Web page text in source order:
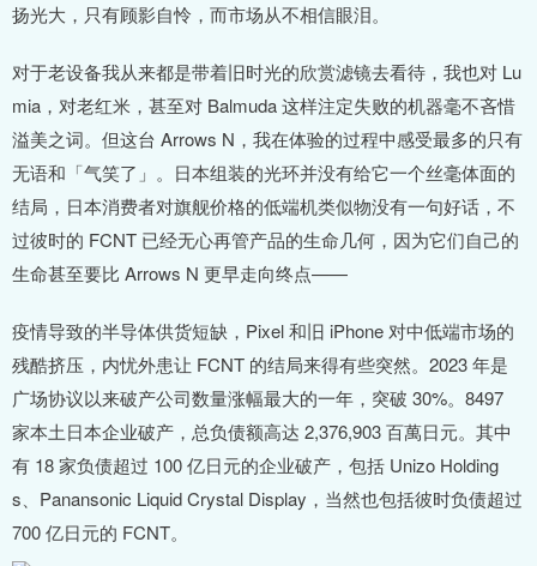
扬光大，只有顾影自怜，而市场从不相信眼泪。
对于老设备我从来都是带着旧时光的欣赏滤镜去看待，我也对 Lu
mia，对老红米，甚至对 Balmuda 这样注定失败的机器毫不吝惜
溢美之词。但这台 Arrows N，我在体验的过程中感受最多的只有
无语和「气笑了」。日本组装的光环并没有给它一个丝毫体面的
结局，日本消费者对旗舰价格的低端机类似物没有一句好话，不
过彼时的 FCNT 已经无心再管产品的生命几何，因为它们自己的
生命甚至要比 Arrows N 更早走向终点——
疫情导致的半导体供货短缺，Pixel 和旧 iPhone 对中低端市场的
残酷挤压，内忧外患让 FCNT 的结局来得有些突然。2023 年是
广场协议以来破产公司数量涨幅最大的一年，突破 30%。8497
家本土日本企业破产，总负债额高达 2,376,903 百萬日元。其中
有 18 家负债超过 100 亿日元的企业破产，包括 Unizo Holding
s、Panansonic Liquid Crystal Display，当然也包括彼时负债超过
700 亿日元的 FCNT。